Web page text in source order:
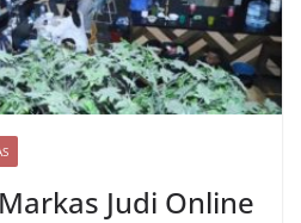
Judi Online